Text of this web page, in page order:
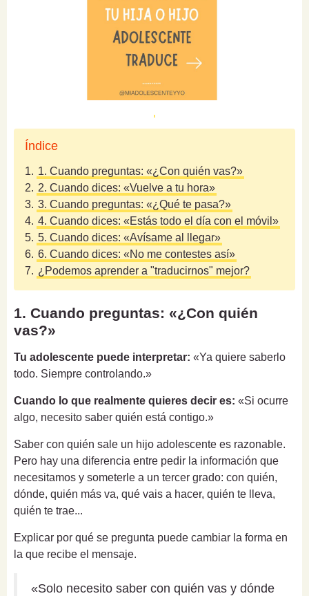
Índice
1. 1. Cuando preguntas: «¿Con quién vas?»
2. 2. Cuando dices: «Vuelve a tu hora»
3. 3. Cuando preguntas: «¿Qué te pasa?»
4. 4. Cuando dices: «Estás todo el día con el móvil»
5. 5. Cuando dices: «Avísame al llegar»
6. 6. Cuando dices: «No me contestes así»
7. ¿Podemos aprender a "traducirnos" mejor?
1. Cuando preguntas: «¿Con quién
vas?»
Tu adolescente puede interpretar: «Ya quiere saberlo
todo. Siempre controlando.»
Cuando lo que realmente quieres decir es: «Si ocurre
algo, necesito saber quién está contigo.»
Saber con quién sale un hijo adolescente es razonable.
Pero hay una diferencia entre pedir la información que
necesitamos y someterle a un tercer grado: con quién,
dónde, quién más va, qué vais a hacer, quién te lleva,
quién te trae...
Explicar por qué se pregunta puede cambiar la forma en
la que recibe el mensaje.
«Solo necesito saber con quién vas y dónde